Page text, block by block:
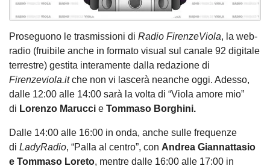
Proseguono le trasmissioni di Radio FirenzeViola, la web-
radio (fruibile anche in formato visual sul canale 92 digitale
terrestre) gestita interamente dalla redazione di
Firenzeviola.itche non vi lascerà neanche oggi. Adesso,
dalle 12:00 alle 14:00 sarà la volta di “Viola amore mio”
di Lorenzo Marucci e Tommaso Borghini.
Dalle 14:00 alle 16:00 in onda, anche sulle frequenze
di LadyRadio, “Palla al centro”, con Andrea Giannattasio
e Tommaso Loreto, mentre dalle 16:00 alle 17:00 in